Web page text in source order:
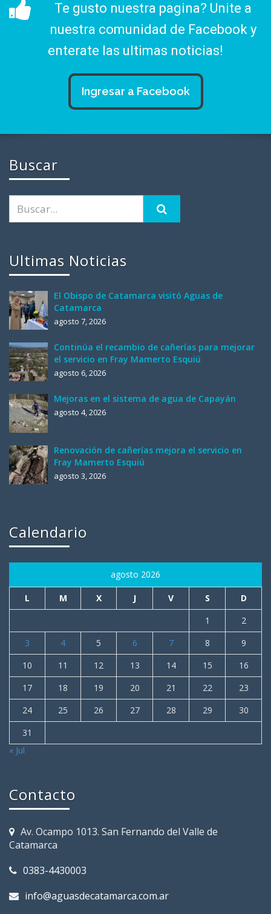
Te gusto nuestra pagina? Unite a
nuestra comunidad de Facebook y
enterate las ultimas noticias!
Ingresar a Facebook
Buscar
Ultimas Noticias
El Obispo de Catamarca visitó Aguas de
Catamarca
agosto 7, 2026
Continúa el recambio de cañerías para mejorar
el servicio en Fray Mamerto Esquiú
agosto 6, 2026
Mejoras en el sistema de agua de Capayán
agosto 4, 2026
Renovación de cañerías mejora el servicio en
Fray Mamerto Esquiú
agosto 3, 2026
Calendario
agosto 2026
L M X J V S
D
1
2
3
4 5 6 7 8
9
10
11 12 13 14 15
16
17
18 19 20 21 22
23
24
25 26 27 28 29
30
31
« Jul
Contacto
Av. Ocampo 1013. San Fernando del Valle de
Catamarca
0383-4430003
info@aguasdecatamarca.com.ar